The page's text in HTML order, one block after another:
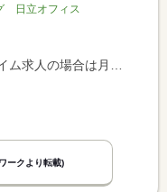
日立オフィス
人の場合は時間額を表示しています。
ークより転載)